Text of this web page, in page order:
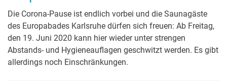
Die Corona-Pause ist endlich vorbei und die Saunagäste
des Europabades Karlsruhe dürfen sich freuen: Ab Freitag,
den 19. Juni 2020 kann hier wieder unter strengen
Abstands- und Hygieneauflagen geschwitzt werden. Es gibt
allerdings noch Einschränkungen.